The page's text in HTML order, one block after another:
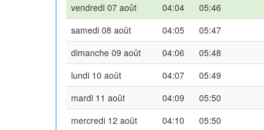
vendredi 07 août
04:04 05:46
samedi 08 août
04:05 05:47
dimanche 09 août
04:06 05:48
lundi 10 août
04:07 05:49
mardi 11 août
04:09 05:50
mercredi 12 août
04:10 05:50